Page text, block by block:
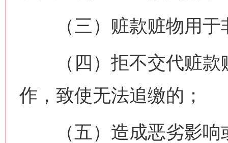
（三）赃款赃物用于
（四）拒不交代赃款
作，致使无法追缴的；
（五）造成恶劣影响